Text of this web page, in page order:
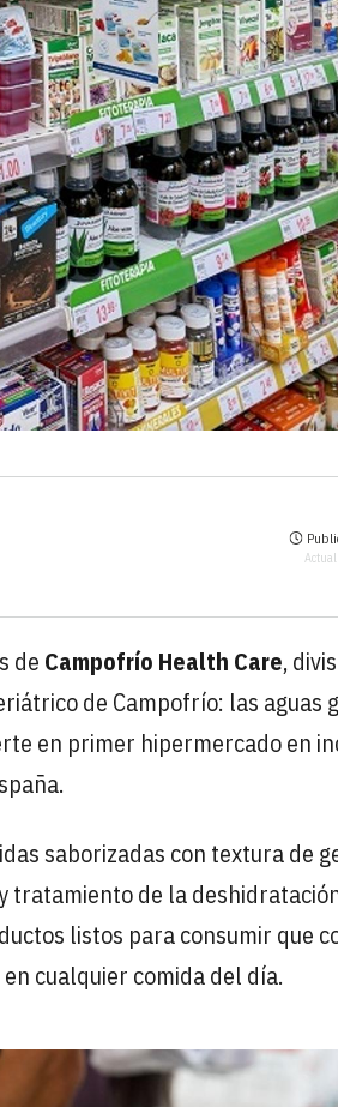
de Campofrío Health Care,
de Campofrío: las aguas
en primer hipermercado en
saborizadas con textura de
tratamiento de la
listos para consumir que
cualquier comida del día.